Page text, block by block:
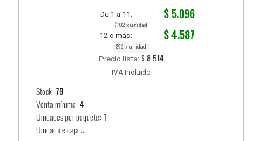
De 1 a 11: $ 5.096
$102 x unidad
12 o más: $ 4.587
$92 x unidad
Precio lista:$ 8.514
IVA Incluido
Stock:79
Venta mínima:4
Unidades por paquete: 1
Unidad de caja:...